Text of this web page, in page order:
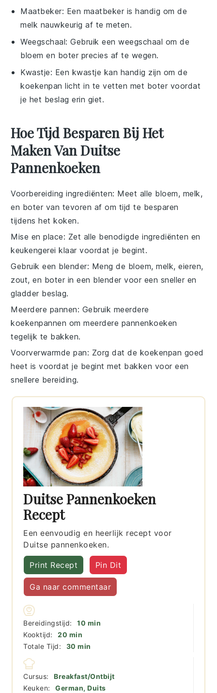
Maatbeker: Een maatbeker is handig om de
melk nauwkeurig af te meten.
Weegschaal: Gebruik een weegschaal om de
bloem en boter precies af te wegen.
Kwastje: Een kwastje kan handig zijn om de
koekenpan licht in te vetten met boter voordat
je het beslag erin giet.
Hoe Tijd Besparen Bij Het
Maken Van Duitse
Pannenkoeken
Voorbereiding ingrediënten: Meet alle bloem, melk,
en boter van tevoren af om tijd te besparen
tijdens het koken.
Mise en place: Zet alle benodigdeingrediënten en
keukengerei klaar voordat je begint.
Gebruik een blender: Meng de bloem,melk,eieren,
zout, en boter in een blender voor een sneller en
gladder beslag.
Meerdere pannen: Gebruik meerdere
koekenpannen om meerdere pannenkoeken
tegelijk te bakken.
Voorverwarmde pan: Zorg dat de koekenpan goed
heet is voordat je begint met bakken voor een
snellere bereiding.
Duitse Pannenkoeken
Recept
Een eenvoudig en heerlijk recept voor
Duitse pannenkoeken.
Print Recept Pin Dit
Ga naar commentaar
Bereidingstijd: 10 minuten
min
Kooktijd:
20 minuten
min
Totale Tijd:
30 minuten
min
Cursus:
Breakfast/Ontbijt
Keuken:
German, Duits